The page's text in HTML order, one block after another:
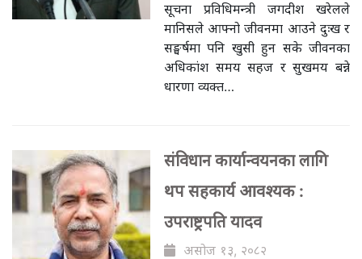
सूचना प्रविधिमन्त्री जगदीश खरेलले
मानिसले आफ्नो जीवनमा आउने दुःख र
सङ्घर्षमा पनि खुसी हुन सके जीवनका
अधिकांश समय सहज र सुखमय बन्ने
धारणा व्यक्त…
संविधान कार्यान्वयनका लागि
थप सहकार्य आवश्यक :
उपराष्ट्रपति यादव
असोज १३, २०८२